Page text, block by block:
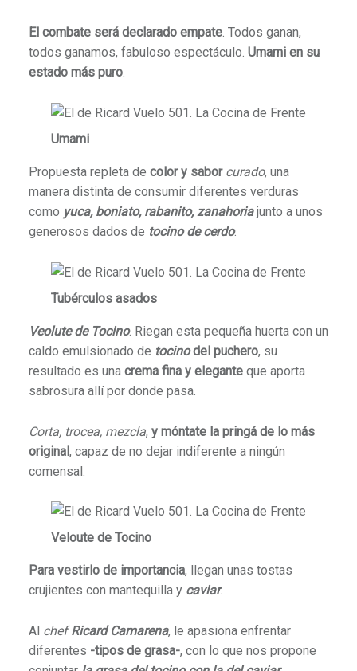
El combate será declarado empate. Todos ganan,
todos ganamos, fabuloso espectáculo. Umami en su
estado más puro.
Umami
Propuesta repleta de color y sabor curado, una
manera distinta de consumir diferentes verduras
como yuca, boniato, rabanito, zanahoriajunto a unos
generosos dados de tocino de cerdo.
Tubérculos asados
Veolute de Tocino. Riegan esta pequeña huerta con un
caldo emulsionado de tocinodel puchero, su
resultado es una crema fina y eleganteque aporta
sabrosura allí por donde pasa.
Corta, trocea, mezcla, y móntate la pringá de lo más
original, capaz de no dejar indiferente a ningún
comensal.
Veloute de Tocino
Para vestirlo de importancia, llegan unas tostas
crujientes con mantequilla y caviar.
Al chef Ricard Camarena, le apasiona enfrentar
diferentes -tipos de grasa-, con lo que nos propone